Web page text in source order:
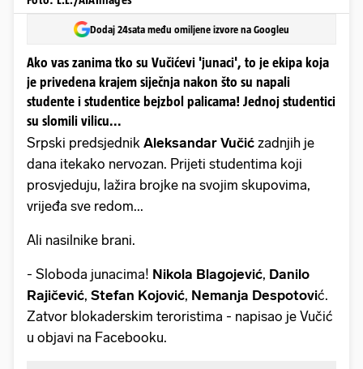
Dodaj 24sata među omiljene izvore na Googleu
Ako vas zanima tko su Vučićevi 'junaci', to je ekipa koja
je privedena krajem siječnja nakon što su napali
studente i studentice bejzbol palicama! Jednoj studentici
su slomili vilicu...
Srpski predsjednik Aleksandar Vučić zadnjih je
dana itekako nervozan. Prijeti studentima koji
prosvjeduju, lažira brojke na svojim skupovima,
vrijeđa sve redom...
Ali nasilnike brani.
- Sloboda junacima! Nikola Blagojević, Danilo
Rajičević, Stefan Kojović, Nemanja Despotović.
Zatvor blokaderskim teroristima - napisao je Vučić
u objavi na Facebooku.